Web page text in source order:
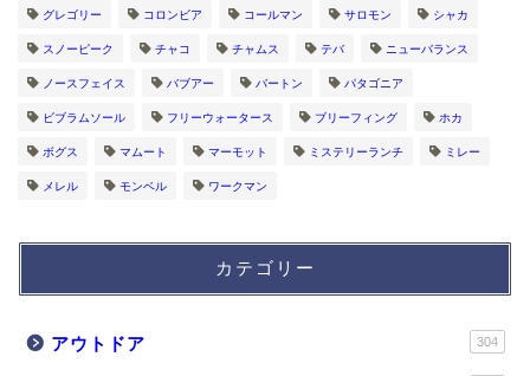
グレゴリー コロンビア コールマン サロモン シャカ
スノーピーク チャコ チャムス テバ ニューバランス
ノースフェイス バブアー バートン パタゴニア
ビブラムソール フリーウォータース ブリーフィング ホカ
ボグス マムート マーモット ミステリーランチ ミレー
メレル モンベル ワークマン
カテゴリー
アウトドア 304